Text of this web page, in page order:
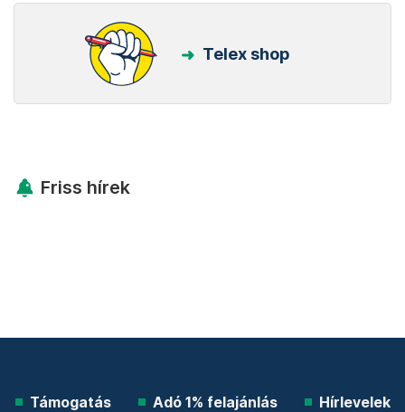
Telex shop
Friss hírek
Támogatás Adó 1% felajánlás Hírlevelek